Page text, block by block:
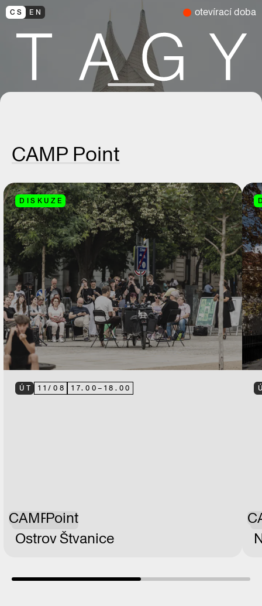
CS EN otevírací doba
CAMP Point
DISKUZE
ÚT 11/08 17.00– 18.00
CAMPPoint
Ostrov Štvanice